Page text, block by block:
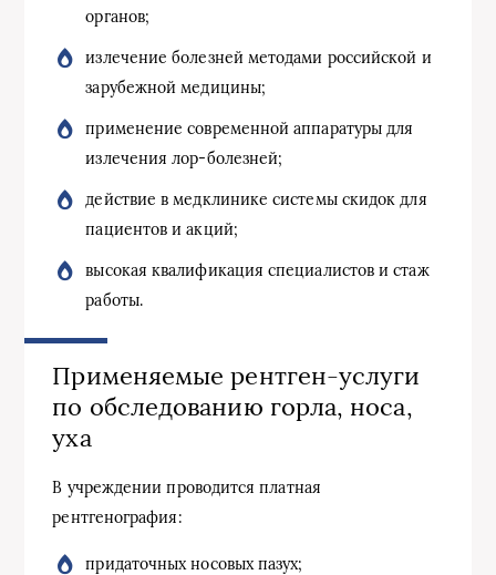
органов;
излечение болезней методами российской и
зарубежной медицины;
применение современной аппаратуры для
излечения лор-болезней;
действие в медклинике системы скидок для
пациентов и акций;
высокая квалификация специалистов и стаж
работы.
Применяемые рентген-услуги
по обследованию горла, носа,
уха
В учреждении проводится платная
рентгенография:
придаточных носовых пазух;